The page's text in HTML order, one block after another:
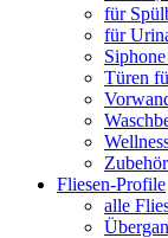
für
für
Türen
Fliesen-Profile
alle